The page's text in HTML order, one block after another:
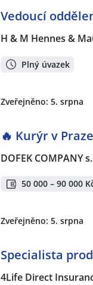
Vedoucí
H & M Hennes &
Plný úvazek
Zveřejněno: 5. srpna
🔥 Kurýr v
DOFEK COMPANY
50 000 – 90 000
Zveřejněno: 5. srpna
Specialista
4Life Direct